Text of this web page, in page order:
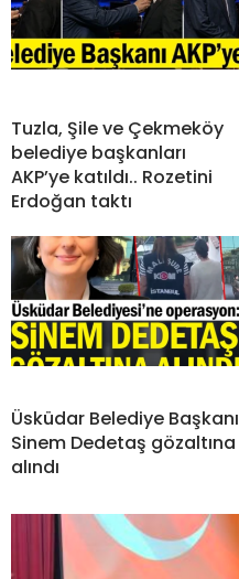
Tuzla, Şile ve Çekmeköy
belediye başkanları
AKP’ye katıldı.. Rozetini
Erdoğan taktı
Üsküdar Belediye Başkanı
Sinem Dedetaş gözaltına
alındı